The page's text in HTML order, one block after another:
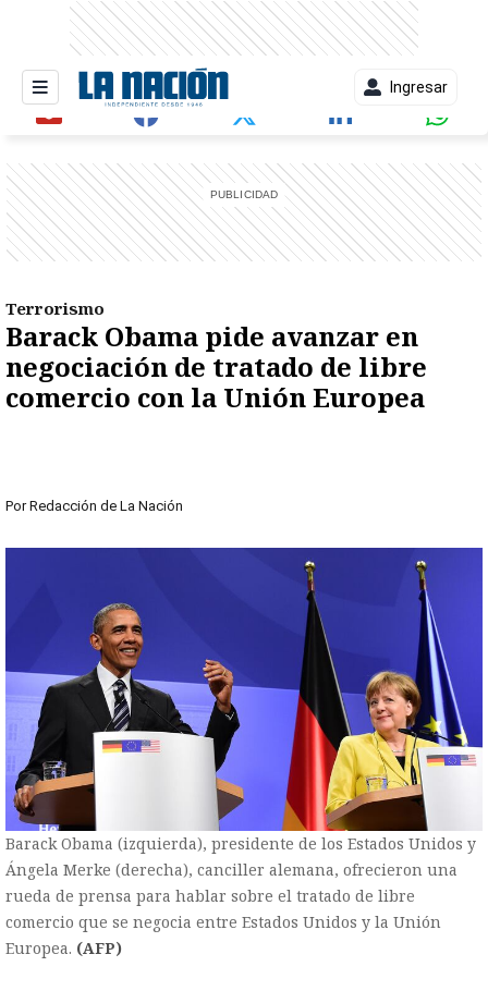
Ingresar
Terrorismo
Barack Obama pide avanzar en
negociación de tratado de libre
comercio con la Unión Europea
Por Redacción de La Nación
Barack Obama (izquierda), presidente de los Estados Unidos y
Ángela Merke (derecha), canciller alemana, ofrecieron una
rueda de prensa para hablar sobre el tratado de libre
comercio que se negocia entre Estados Unidos y la Unión
Europea. (AFP)